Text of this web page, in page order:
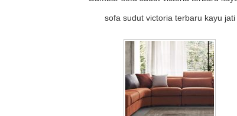
sofa sudut victoria terbaru kayu jati